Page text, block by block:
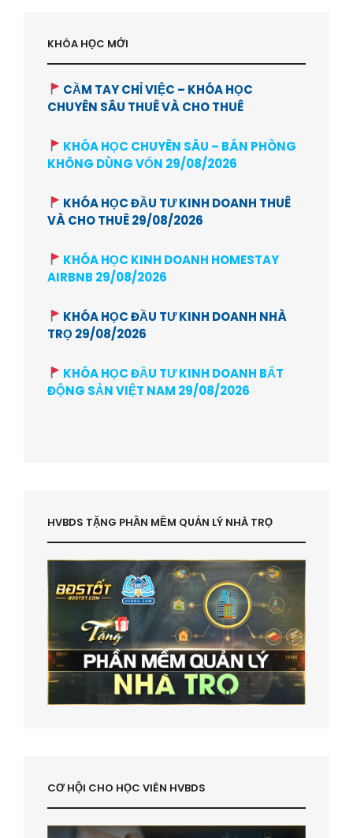
KHÓA HỌC MỚI
CẦM TAY CHỈ VIỆC – KHÓA HỌC
CHUYÊN SÂU THUÊ VÀ CHO THUÊ
KHÓA HỌC CHUYÊN SÂU – BÁN PHÒNG
KHÔNG DÙNG VỐN 29/08/2026
KHÓA HỌC ĐẦU TƯ KINH DOANH THUÊ
VÀ CHO THUÊ 29/08/2026
KHÓA HỌC KINH DOANH HOMESTAY
AIRBNB 29/08/2026
KHÓA HỌC ĐẦU TƯ KINH DOANH NHÀ
TRỌ 29/08/2026
KHÓA HỌC ĐẦU TƯ KINH DOANH BẤT
ĐỘNG SẢN VIỆT NAM 29/08/2026
HVBDS TẶNG PHẦN MỀM QUẢN LÝ NHÀ TRỌ
CƠ HỘI CHO HỌC VIÊN HVBDS